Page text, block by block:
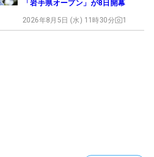
「岩手県オープン」が8日開幕
2026年8月5日 (水) 11時30分 1